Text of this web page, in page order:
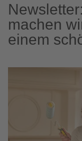
machen
einem